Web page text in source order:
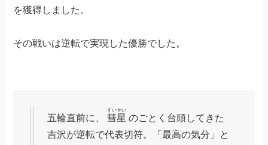
を獲得しました。
その戦いは逆転で実現した優勝でした。
五輪直前に、 彗星
すいせい
のごとく台頭してきた
吉沢が逆転で代表切符。「最高の気分」と